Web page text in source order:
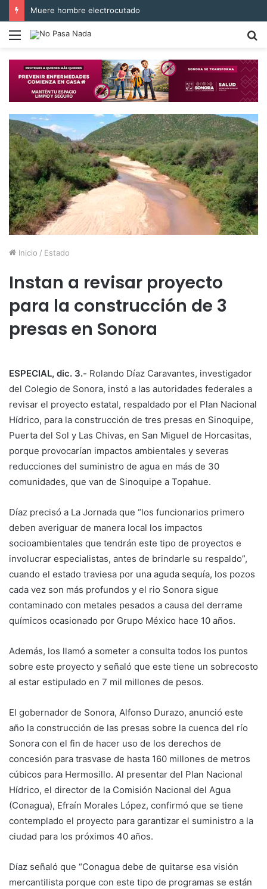
Muere hombre electrocutado
Menú
Inicio / Estado
Instan a revisar proyecto
para la construcción de 3
presas en Sonora
ESPECIAL, dic. 3.- Rolando Díaz Caravantes, investigador
del Colegio de Sonora, instó a las autoridades federales a
revisar el proyecto estatal, respaldado por el Plan Nacional
Hídrico, para la construcción de tres presas en Sinoquipe,
Puerta del Sol y Las Chivas, en San Miguel de Horcasitas,
porque provocarían impactos ambientales y severas
reducciones del suministro de agua en más de 30
comunidades, que van de Sinoquipe a Topahue.
Díaz precisó a La Jornada que “los funcionarios primero
deben averiguar de manera local los impactos
socioambientales que tendrán este tipo de proyectos e
involucrar especialistas, antes de brindarle su respaldo”,
cuando el estado traviesa por una aguda sequía, los pozos
cada vez son más profundos y el rio Sonora sigue
contaminado con metales pesados a causa del derrame
químicos ocasionado por Grupo México hace 10 años.
Además, los llamó a someter a consulta todos los puntos
sobre este proyecto y señaló que este tiene un sobrecosto
al estar estipulado en 7 mil millones de pesos.
El gobernador de Sonora, Alfonso Durazo, anunció este
año la construcción de las presas sobre la cuenca del río
Sonora con el fin de hacer uso de los derechos de
concesión para trasvase de hasta 160 millones de metros
cúbicos para Hermosillo. Al presentar del Plan Nacional
Hídrico, el director de la Comisión Nacional del Agua
(Conagua), Efraín Morales López, confirmó que se tiene
contemplado el proyecto para garantizar el suministro a la
ciudad para los próximos 40 años.
Díaz señaló que “Conagua debe de quitarse esa visión
mercantilista porque con este tipo de programas se están